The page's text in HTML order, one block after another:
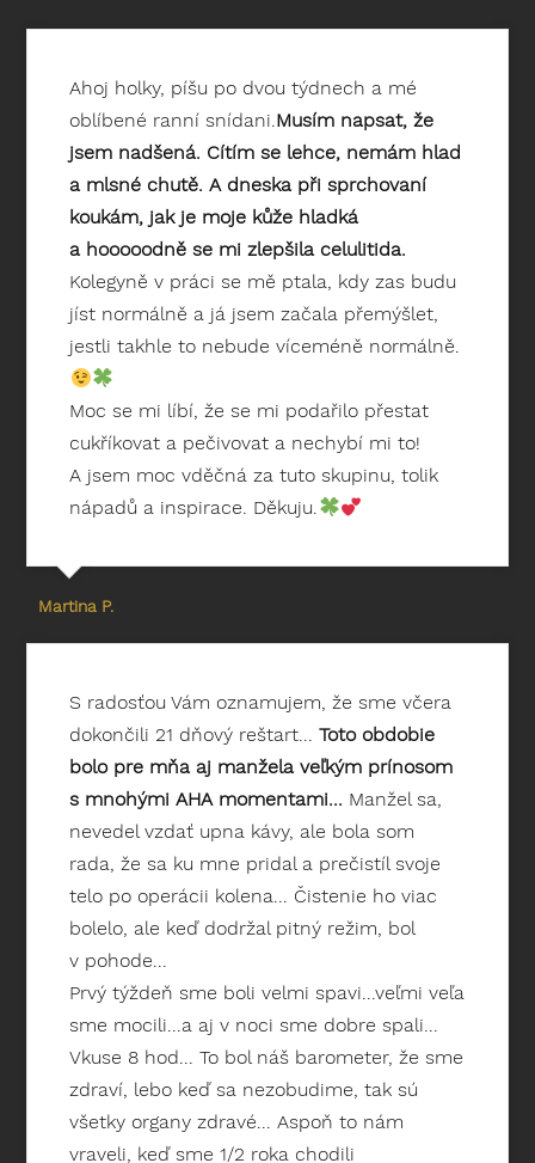
Ahoj holky, píšu po dvou týdnech a mé
oblíbené ranní snídani.Musím napsat, že
jsem nadšená. Cítím se lehce, nemám hlad
a mlsné chutě. A dneska při sprchovaní
koukám, jak je moje kůže hladká
a hooooodně se mi zlepšila celulitida.
Kolegyně v práci se mě ptala, kdy zas budu
jíst normálně a já jsem začala přemýšlet,
jestli takhle to nebude víceméně normálně.
Moc se mi líbí, že se mi podařilo přestat
cukříkovat a pečivovat a nechybí mi to!
A jsem moc vděčná za tuto skupinu, tolik
nápadů a inspirace. Děkuju.
Martina P.
S radosťou Vám oznamujem, že sme včera
dokončili 21 dňový reštart...Toto obdobie
bolo pre mňa aj manžela veľkým prínosom
s mnohými AHA momentami... Manžel sa,
nevedel vzdať upna kávy, ale bola som
rada, že sa ku mne pridal a prečistíl svoje
telo po operácii kolena... Čistenie ho viac
bolelo, ale keď dodržal pitný režim, bol
v pohode...
Prvý týždeň sme boli velmi spavi...veľmi veľa
sme mocili...a aj v noci sme dobre spali...
Vkuse 8 hod... To bol náš barometer, že sme
zdraví, lebo keď sa nezobudime, tak sú
všetky organy zdravé... Aspoň to nám
vraveli, keď sme 1/2 roka chodili